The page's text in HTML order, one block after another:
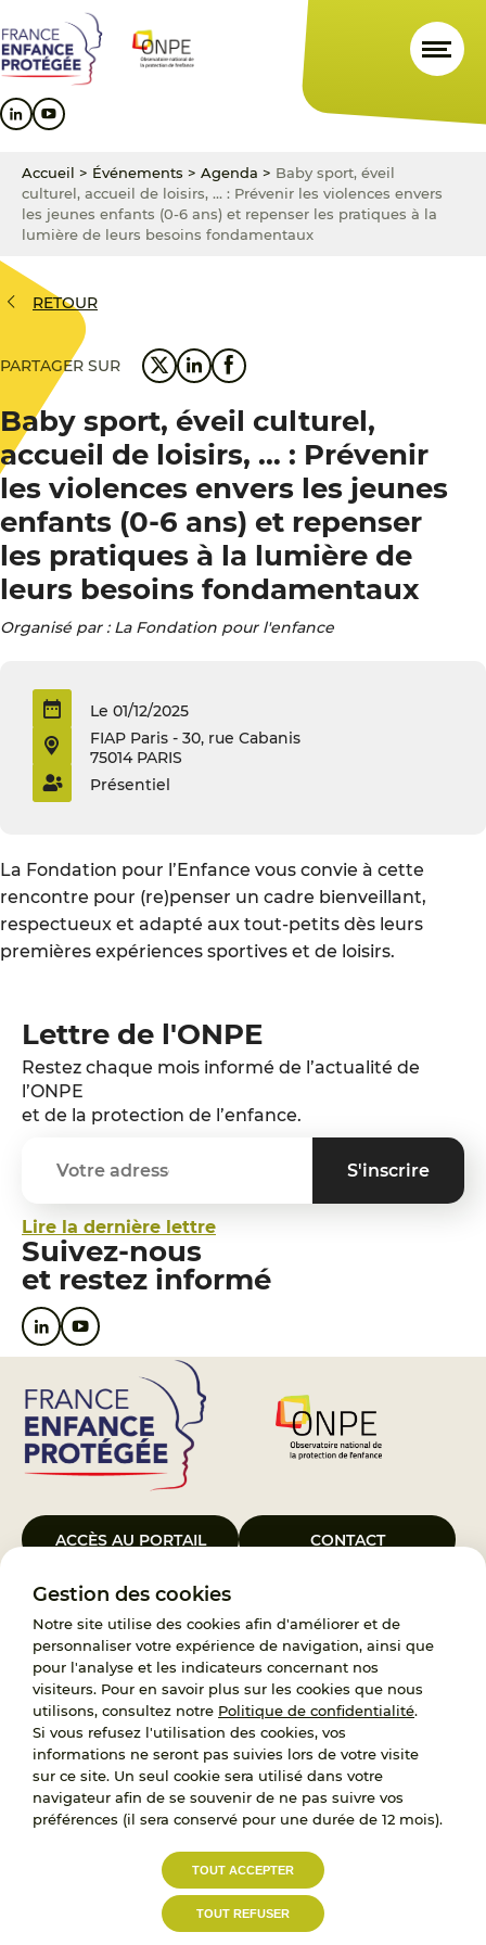
Gestion des cookies
Notre site utilise des cookies afin d'améliorer et de
personnaliser votre expérience de navigation, ainsi que
pour l'analyse et les indicateurs concernant nos
visiteurs. Pour en savoir plus sur les cookies que nous
utilisons, consultez notre Politique de confidentialité.
Si vous refusez l'utilisation des cookies, vos
informations ne seront pas suivies lors de votre visite
sur ce site. Un seul cookie sera utilisé dans votre
navigateur afin de se souvenir de ne pas suivre vos
préférences (il sera conservé pour une durée de 12 mois).
TOUT ACCEPTER
TOUT REFUSER
au
contenu
principal
au
menu
principal
au
pied
de
Accueil > Événements > Agenda > Baby sport, éveil
culturel, accueil de loisirs, … : Prévenir les violences envers
les jeunes enfants (0-6 ans) et repenser les pratiques à la
lumière de leurs besoins fondamentaux
RETOUR
PARTAGER SUR
Baby sport, éveil culturel,
accueil de loisirs, … : Prévenir
les violences envers les jeunes
enfants (0-6 ans) et repenser
les pratiques à la lumière de
leurs besoins fondamentaux
Organisé par : La Fondation pour l'enfance
Le 01/12/2025
FIAP Paris - 30, rue Cabanis
75014 PARIS
Présentiel
La Fondation pour l’Enfance vous convie à cette
rencontre pour (re)penser un cadre bienveillant,
respectueux et adapté aux tout-petits dès leurs
premières expériences sportives et de loisirs.
Lettre de l'ONPE
Restez chaque mois informé de l’actualité de
l’ONPE
et de la protection de l’enfance.
Lire la dernière lettre
Suivez-nous
et restez informé
ACCÈS AU PORTAIL CONTACT
Le Groupement d’Intérêt Public France Enfance Protégée, créé le 5
janvier 2023, a pour objet d’assurer les missions de service public du
119, d’accompagnement des adoptants et de traitement des
demandes d’accès aux origines personnelles. France Enfance
Protégée est également un observatoire et une ressource pour
l’ensemble des professionnels, ainsi qu’un appui à l’élaboration de la
politique publique à travers le soutien à l’activité des conseils
nationaux.
RECRUTEMENT
L’État, les Départements et les Associations au
service de la prévention et de la protection de
l’enfance.
Politique de